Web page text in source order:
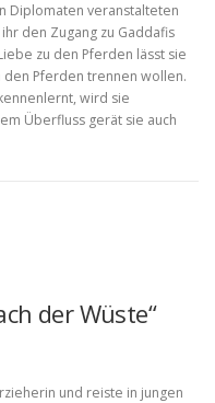
Diplomaten veranstalteten
den Zugang zu Gaddafis
zu den Pferden lässt sie
Pferden trennen wollen.
wird sie
Überfluss gerät sie auch
der Wüste“
und reiste in jungen